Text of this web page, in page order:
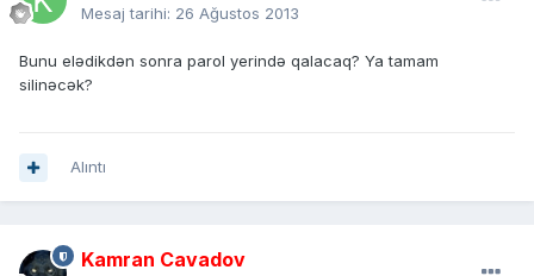
Mesaj tarihi: 26 Ağustos 2013
Bunu elədikdən sonra parol yerində qalacaq? Ya tamam
silinəcək?
Alıntı
Kamran Cavadov